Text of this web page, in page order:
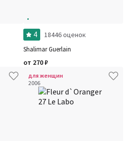
4 18446 оценок
Shalimar Guerlain
от 270₽
для женщин
2006